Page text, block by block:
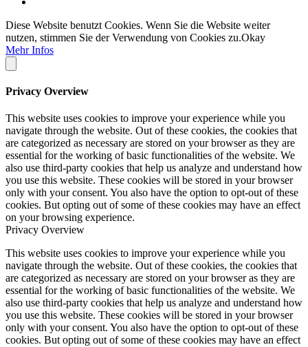
Diese Website benutzt Cookies. Wenn Sie die Website weiter
nutzen, stimmen Sie der Verwendung von Cookies zu.Okay
Mehr Infos
Privacy Overview
This website uses cookies to improve your experience while you
navigate through the website. Out of these cookies, the cookies that
are categorized as necessary are stored on your browser as they are
essential for the working of basic functionalities of the website. We
also use third-party cookies that help us analyze and understand how
you use this website. These cookies will be stored in your browser
only with your consent. You also have the option to opt-out of these
cookies. But opting out of some of these cookies may have an effect
on your browsing experience.
Privacy Overview
This website uses cookies to improve your experience while you
navigate through the website. Out of these cookies, the cookies that
are categorized as necessary are stored on your browser as they are
essential for the working of basic functionalities of the website. We
also use third-party cookies that help us analyze and understand how
you use this website. These cookies will be stored in your browser
only with your consent. You also have the option to opt-out of these
cookies. But opting out of some of these cookies may have an effect